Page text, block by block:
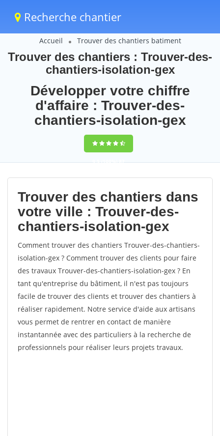
Recherche chantier
Accueil Trouver des chantiers batiment
Trouver des chantiers : Trouver-des-
chantiers-isolation-gex
Développer votre chiffre
d'affaire : Trouver-des-
chantiers-isolation-gex
9,5(100%)87
votes
Trouver des chantiers dans
votre ville : Trouver-des-
chantiers-isolation-gex
Comment trouver des chantiers Trouver-des-chantiers-
isolation-gex ? Comment trouver des clients pour faire
des travaux Trouver-des-chantiers-isolation-gex ? En
tant qu'entreprise du bâtiment, il n'est pas toujours
facile de trouver des clients et trouver des chantiers à
réaliser rapidement. Notre service d'aide aux artisans
vous permet de rentrer en contact de manière
instantannée avec des particuliers à la recherche de
professionnels pour réaliser leurs projets travaux.